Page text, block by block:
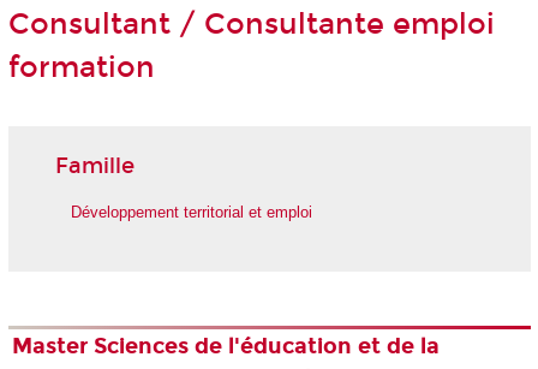
Consultant / Consultante emploi
formation
Famille
Développement territorial et emploi
Master Sciences de l'éducation et de la